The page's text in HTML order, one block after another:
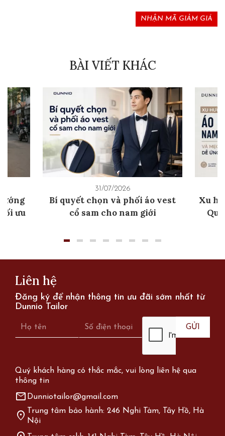
NHẬN MÃ GIẢM GIÁ
BÀI VIẾT KHÁC
ưu
31/07/2026
Bí quyết chọn và phối áo vest
cổ sam cho nam giới
Xu
Liên hệ
Đăng ký để nhận thông tin ưu đãi sớm nhất từ
Dunnio Tailor
Quý khách hàng có thắc mắc, vui lòng liên hệ qua
thông tin
mail Dunniotailor@gmail.com
location_on Trung tâm bảo hành: 246 Nghi Tàm, Tây Hồ, Hà
Nội